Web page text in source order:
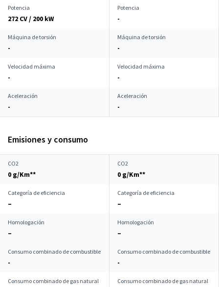
Potencia
272 CV / 200 kW
Potencia
-
Máquina de torsión
-
Máquina de torsión
-
Velocidad máxima
-
Velocidad máxima
-
Aceleración
-
Aceleración
-
Emisiones y consumo
CO2
0 g/Km**
CO2
0 g/Km**
Categoría de eficiencia
–
Categoría de eficiencia
–
Homologación
–
Homologación
–
Consumo combinado de combustible
-
Consumo combinado de combustible
-
Consumo combinado de gas natural Consumo combinado de gas natural